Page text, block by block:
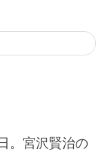
。宮沢賢治の